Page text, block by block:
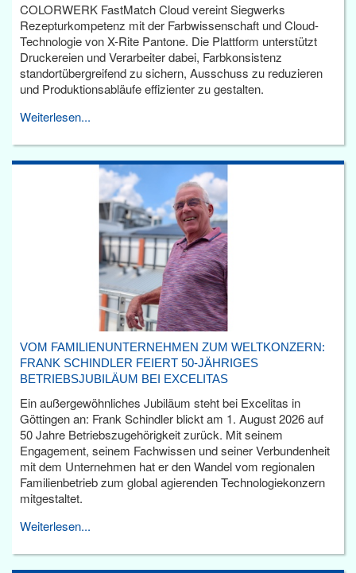
COLORWERK FastMatch Cloud vereint Siegwerks
Rezepturkompetenz mit der Farbwissenschaft und Cloud-
Technologie von X-Rite Pantone. Die Plattform unterstützt
Druckereien und Verarbeiter dabei, Farbkonsistenz
standortübergreifend zu sichern, Ausschuss zu reduzieren
und Produktionsabläufe effizienter zu gestalten.
Weiterlesen...
VOM FAMILIENUNTERNEHMEN ZUM WELTKONZERN:
FRANK SCHINDLER FEIERT 50-JÄHRIGES
BETRIEBSJUBILÄUM BEI EXCELITAS
Ein außergewöhnliches Jubiläum steht bei Excelitas in
Göttingen an: Frank Schindler blickt am 1. August 2026 auf
50 Jahre Betriebszugehörigkeit zurück. Mit seinem
Engagement, seinem Fachwissen und seiner Verbundenheit
mit dem Unternehmen hat er den Wandel vom regionalen
Familienbetrieb zum global agierenden Technologiekonzern
mitgestaltet.
Weiterlesen...